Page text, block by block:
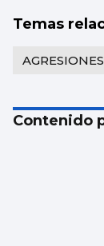
Temas
AGRESIONES
Contenido